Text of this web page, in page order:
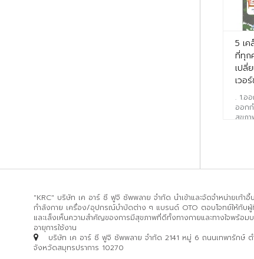
5 เ
ที่ทุก
เปลี่
เวอ
. 1.อ
ออก
สุขภ
"KRC" บริษัท เค อาร์ ซี ฟูจิ ซัพพลาย จำกัด นำเข้าและจัดจำหน่ายเก้
กำลังกาย เครื่อง/อุปกรณ์บำบัดต่าง ๆ แบรนด์ OTO ตอบโจทย์ให้กับ
และเล็งเห็นความสำคัญของการมีสุขภาพที่ดีทั้งทางกายและทางใจพร้
อายุการใช้งาน
บริษัท เค อาร์ ซี ฟูจิ ซัพพลาย จำกัด 2141 หมู่ 6 ถนนเทพารักษ์ ต
จังหวัดสมุทรปราการ 10270